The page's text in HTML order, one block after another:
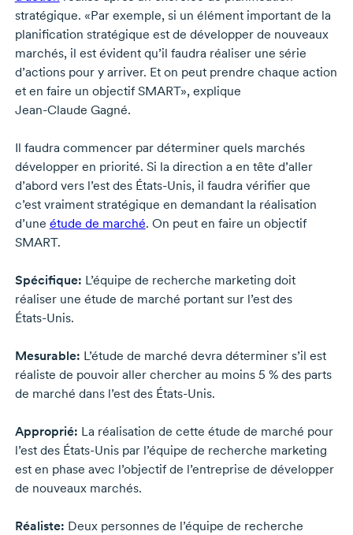
stratégique. «Par exemple, si un élément important de la
planification stratégique est de développer de nouveaux
marchés, il est évident qu’il faudra réaliser une série
d’actions pour y arriver. Et on peut prendre chaque action
et en faire un objectif SMART», explique
Jean-Claude Gagné.
Il faudra commencer par déterminer quels marchés
développer en priorité. Si la direction a en tête d’aller
d’abord vers l’est des États-Unis,il faudra vérifier que
c’est vraiment stratégique en demandant la réalisation
d’une étude de marché. On peut en faire un objectif
SMART.
Spécifique: L’équipe de recherche marketing doit
réaliser une étude de marché portant sur l’est des
États-Unis.
Mesurable: L’étude de marché devra déterminer s’il est
réaliste de pouvoir aller chercher au moins 5 %des parts
de marché dans l’est des États-Unis.
Approprié: La réalisation de cette étude de marché pour
l’est des États-Unispar l’équipe de recherche marketing
est en phase avec l’objectif de l’entreprise de développer
de nouveaux marchés.
Réaliste: Deux personnes de l’équipe de recherche